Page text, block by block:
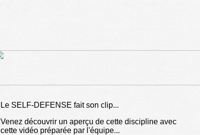
Le SELF-DEFENSE fait son clip...
Venez découvrir un aperçu de cette discipline avec
cette vidéo préparée par l'équipe...